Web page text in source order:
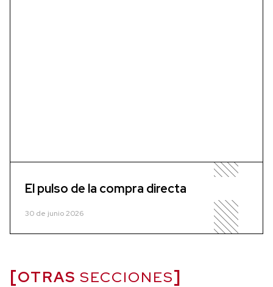
El pulso de la compra directa
30 de junio 2026
OTRAS SECCIONES